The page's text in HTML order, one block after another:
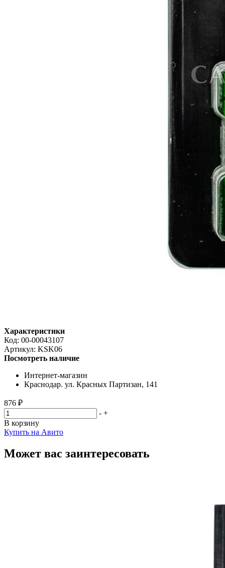
Характеристики
Код: 00-00043107
Артикул: KSK06
Посмотреть наличие
Интернет-магазин
Краснодар. ул. Красных Партизан, 141
876 ₽
- +
В корзину
Купить на Авито
Может вас заинтересовать